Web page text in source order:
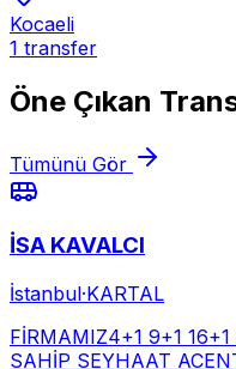
Kocaeli
1 transfer
Öne Çıkan
Tümünü Gör
İSA KAVALCI
İstanbul·KARTAL
FİRMAMIZ4+1 9+1
SAHİP SEYHAAT